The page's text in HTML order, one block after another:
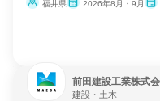
福井県 2026年8月・9月
前田建設工業株式
建設・土木